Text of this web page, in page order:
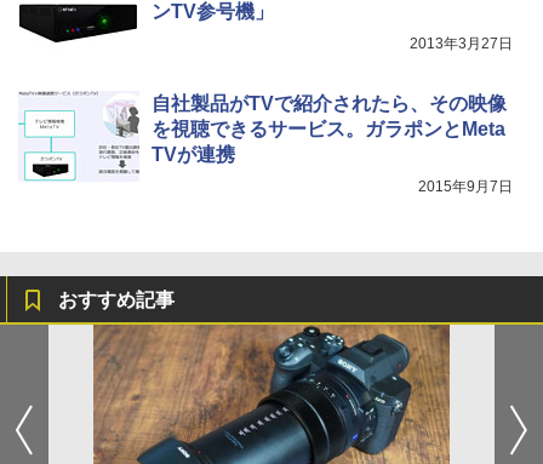
ンTV参号機」
2013年3月27日
自社製品がTVで紹介されたら、その映像
を視聴できるサービス。ガラポンとMeta
TVが連携
2015年9月7日
おすすめ記事